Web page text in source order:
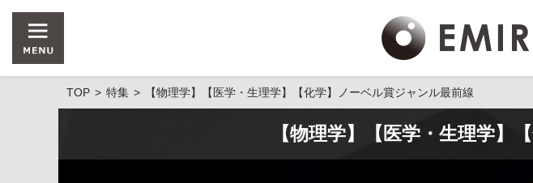
TOP 特集 【物理学】【医学・生理学】【化学】ノーベル賞ジャンル最前線
【物理学】【医学・生理学】